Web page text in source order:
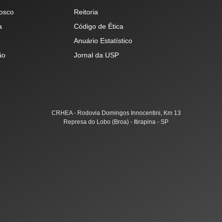
Reitoria
Código de Ética
Anuário Estatístico
Jornal da USP
CRHEA - Rodovia Domingos Innocentini, Km 13
Represa do Lobo (Broa) - Itirapina - SP